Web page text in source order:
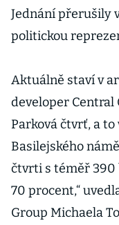
Jednání přerušily
politickou
Aktuálně staví v
developer
Parková čtvrť, a
Basilejského
čtvrti s téměř 390
70 procent,“
Group Michaela